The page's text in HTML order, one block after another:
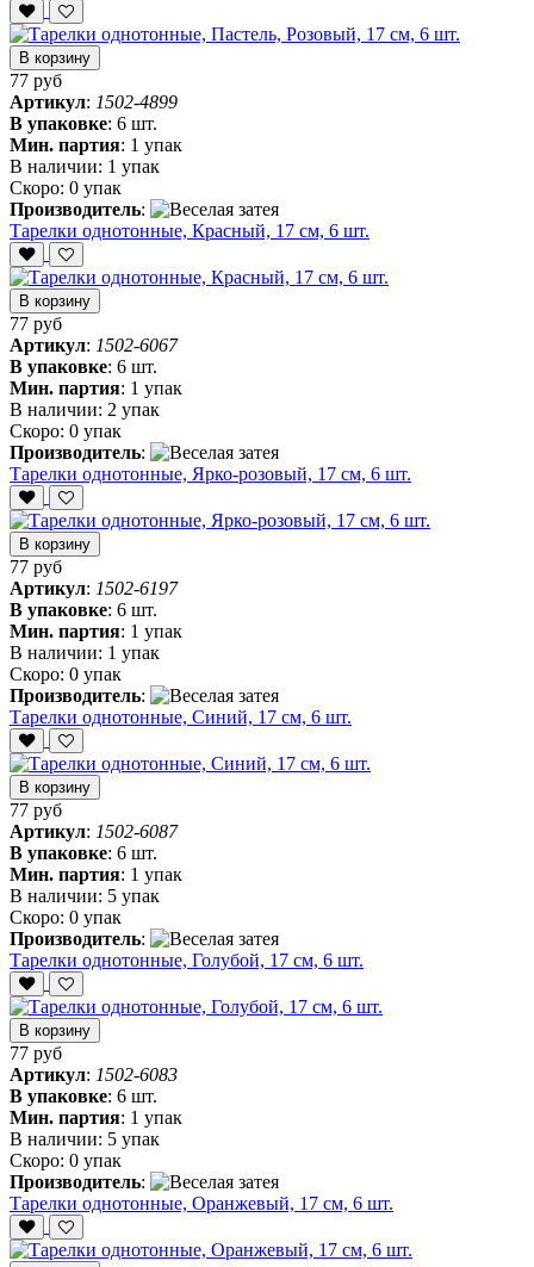
В корзину
77 руб
Артикул: 1502-4899
В упаковке: 6 шт.
Мин. партия: 1 упак
В наличии: 1 упак
Скоро: 0 упак
Производитель:
Тарелки однотонные, Красный, 17 см, 6 шт.
В корзину
77 руб
Артикул: 1502-6067
В упаковке: 6 шт.
Мин. партия: 1 упак
В наличии: 2 упак
Скоро: 0 упак
Производитель:
Тарелки однотонные, Ярко-розовый, 17 см, 6 шт.
В корзину
77 руб
Артикул: 1502-6197
В упаковке: 6 шт.
Мин. партия: 1 упак
В наличии: 1 упак
Скоро: 0 упак
Производитель:
Тарелки однотонные, Синий, 17 см, 6 шт.
В корзину
77 руб
Артикул: 1502-6087
В упаковке: 6 шт.
Мин. партия: 1 упак
В наличии: 5 упак
Скоро: 0 упак
Производитель:
Тарелки однотонные, Голубой, 17 см, 6 шт.
В корзину
77 руб
Артикул: 1502-6083
В упаковке: 6 шт.
Мин. партия: 1 упак
В наличии: 5 упак
Скоро: 0 упак
Производитель:
Тарелки однотонные, Оранжевый, 17 см, 6 шт.